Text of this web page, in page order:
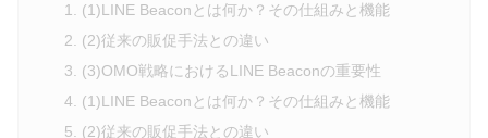
(1)LINE Beaconとは何か？その仕組みと機能
(2)従来の販促手法との違い
(3)OMO戦略におけるLINE Beaconの重要性
(1)LINE Beaconとは何か？その仕組みと機能
(2)従来の販促手法との違い